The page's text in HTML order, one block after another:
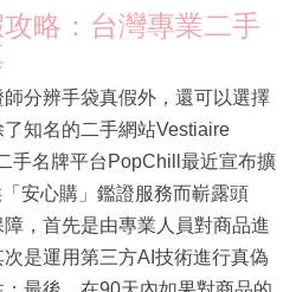
略：台灣專業二手
分辨手袋真假外，還可以選擇
知名的二手網站Vestiaire
手名牌平台PopChill最近宣布擴
安心購」鑑證服務而嶄露頭
，首先是由專業人員對商品進
是運用第三方AI技術進行真偽